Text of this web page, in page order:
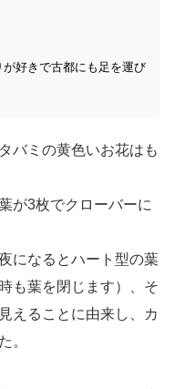
好きで古都にも足を運び
バミの黄色いお花はも
が3枚でクローバーに
になるとハート型の葉
も葉を閉じます）、そ
えることに由来し、カ
。